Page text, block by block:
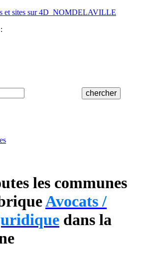
les communes
Avocats /
dans la